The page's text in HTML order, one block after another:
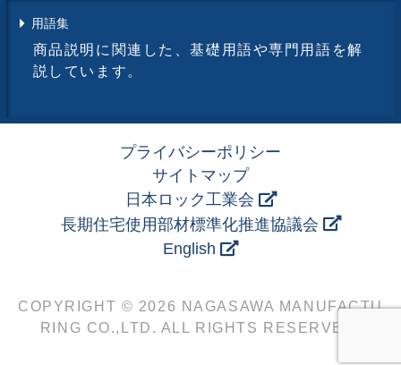
用語集
商品説明に関連した、基礎用語や専門用語を解
説しています。
プライバシーポリシー
サイトマップ
日本ロック工業会
長期住宅使用部材標準化推進協議会
English
COPYRIGHT © 2026 NAGASAWA MANUFACTU
RING CO.,LTD. ALL RIGHTS RESERVED.